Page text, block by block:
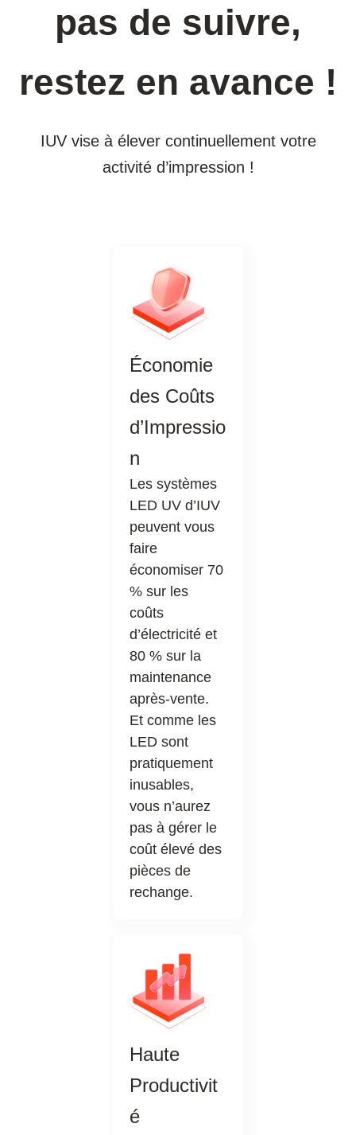
pas de suivre,
restez en avance !
IUV vise à élever continuellement votre
activité d’impression !
Économie
des Coûts
d’Impressio
n
Les systèmes
LED UV d’IUV
peuvent vous
faire
économiser 70
% sur les
coûts
d’électricité et
80 % sur la
maintenance
après-vente.
Et comme les
LED sont
pratiquement
inusables,
vous n’aurez
pas à gérer le
coût élevé des
pièces de
rechange.
Haute
Productivit
é